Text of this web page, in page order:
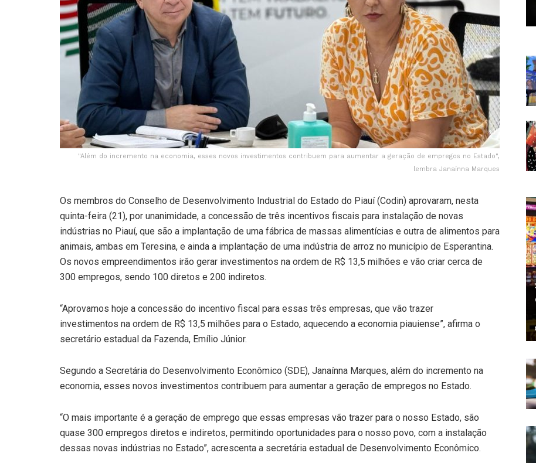
"Além do incremento na economia, esses novos investimentos contribuem para aumentar a geração de empregos no Estado",
lembra Janaínna Marques
Os membros do Conselho de Desenvolvimento Industrial do Estado do Piauí (Codin) aprovaram, nesta
quinta-feira (21), por unanimidade, a concessão de três incentivos fiscais para instalação de novas
indústrias no Piauí, que são a implantação de uma fábrica de massas alimentícias e outra de alimentos para
animais, ambas em Teresina, e ainda a implantação de uma indústria de arroz no município de Esperantina.
Os novos empreendimentos irão gerar investimentos na ordem de R$ 13,5 milhões e vão criar cerca de
300 empregos, sendo 100 diretos e 200 indiretos.
“Aprovamos hoje a concessão do incentivo fiscal para essas três empresas, que vão trazer
investimentos na ordem de R$ 13,5 milhões para o Estado, aquecendo a economia piauiense”, afirma o
secretário estadual da Fazenda, Emílio Júnior.
Segundo a Secretária do Desenvolvimento Econômico (SDE), Janaínna Marques, além do incremento na
economia, esses novos investimentos contribuem para aumentar a geração de empregos no Estado.
“O mais importante é a geração de emprego que essas empresas vão trazer para o nosso Estado, são
quase 300 empregos diretos e indiretos, permitindo oportunidades para o nosso povo, com a instalação
dessas novas indústrias no Estado”, acrescenta a secretária estadual de Desenvolvimento Econômico.